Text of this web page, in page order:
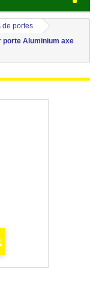
de portes
porte Aluminium axe